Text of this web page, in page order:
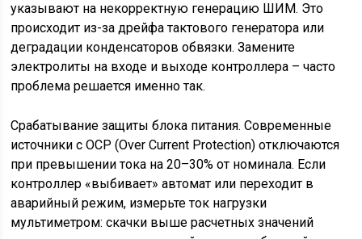
указывают на некорректную генерацию ШИМ. Это
происходит из-за дрейфа тактового генератора или
деградации конденсаторов обвязки. Замените
электролиты на входе и выходе контроллера – часто
проблема решается именно так.
Срабатывание защиты блока питания. Современные
источники с OCP (Over Current Protection) отключаются
при превышении тока на 20–30% от номинала. Если
контроллер «выбивает» автомат или переходит в
аварийный режим, измерьте ток нагрузки
мультиметром: скачки выше расчетных значений